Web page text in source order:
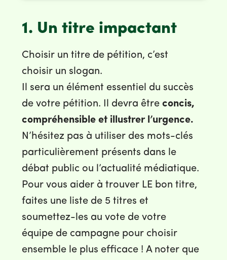
1. Un titre impactant
Choisir un titre de pétition, c’est
choisir un slogan.
Il sera un élément essentiel du succès
de votre pétition. Il devra être concis,
compréhensible et illustrer l’urgence.
N’hésitez pas à utiliser des mots-clés
particulièrement présents dans le
débat public ou l’actualité médiatique.
Pour vous aider à trouver LE bon titre,
faites une liste de 5 titres et
soumettez-les au vote de votre
équipe de campagne pour choisir
ensemble le plus efficace ! A noter que